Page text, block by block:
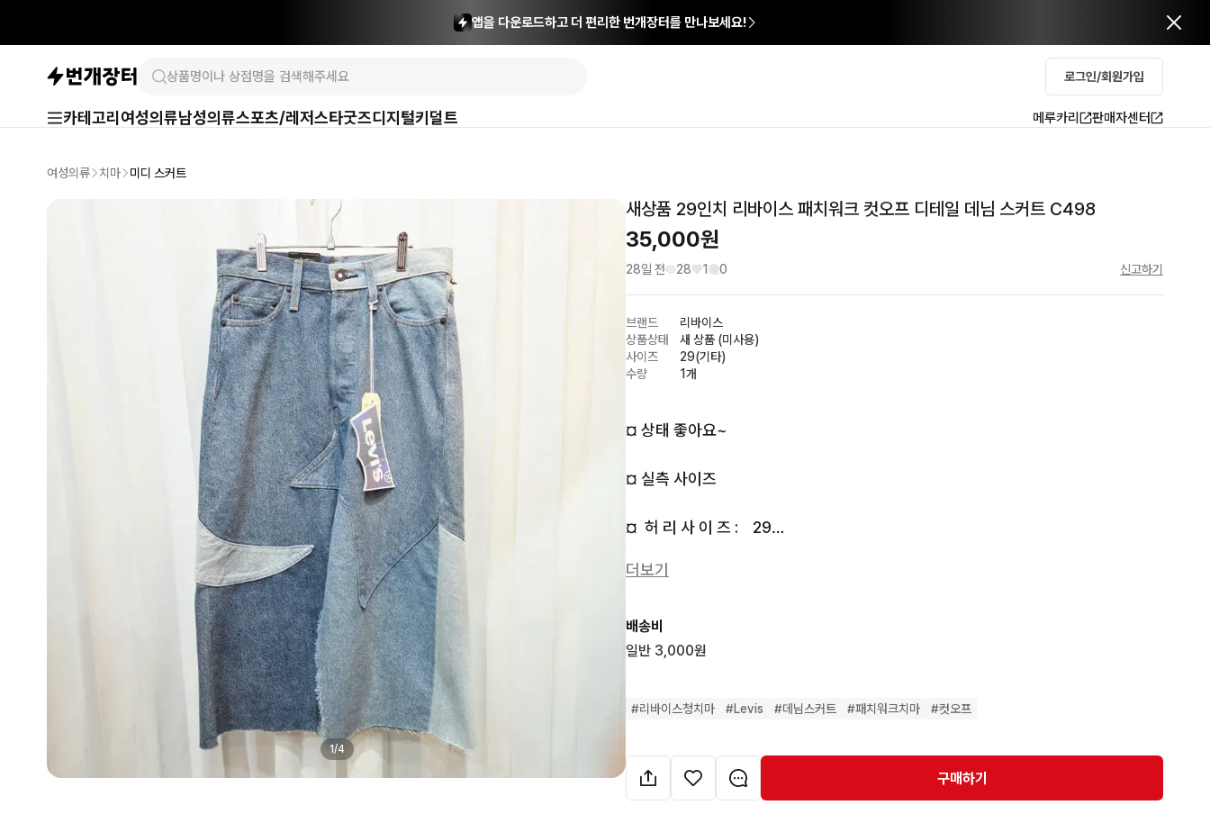
앱을 다운로드하고 더 편리한 번개장터를 만나보세요!
로그인/회원가입
카테고리 여성의류남성의류스포츠/레저스타굿즈디지털키덜트 메루카리 판매자센터
여성의류 치마 미디 스커트
1/4
새상품 29인치 리바이스 패치워크 컷오프 디테일 데님 스커트 C498
35,000원
28일 전 28 1 0 신고하기
브랜드
리바이스
상품상태
새 상품 (미사용)
사이즈
29(기타)
수량
1개
¤ 상태 좋아요~
¤ 실측 사이즈
¤  허 리 사 이 즈 :    29
¤ 총  기  장  :    80 cm
¤ 모두 실사진입니다! 사진보시면 다양하게 찍어두었어요
더보기
배송비
일반 3,000원
#리바이스청치마 #Levis #데님스커트 #패치워크치마 #컷오프
구매하기